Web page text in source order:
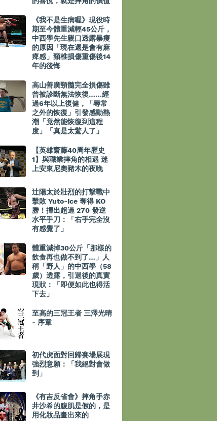
《我不是生病喔》現役時
期至今體重減輕45公斤，
中西學先生親口透露暴瘦
的原因「現在還是會有麻
痺感」頸椎損傷重傷後14
年的後悔
高山善廣頸髓完全損傷雖
曾被診斷無法恢復……經
過6年以上復健，「尋常
之外的恢復」引發感動熱
潮「竟然能恢復到這程
度」「真是太驚人了」
【英雄齋藤40周年歷史
1】與職業摔角的相遇 迷
上安東尼奧豬木的夜晚
辻陽太於壯烈的打撃戰中
擊敗 Yuto-Ice 奪得 KO
勝！揮出超過 270 發逆
水平手刀：「右手完全沒
有感覺了」
體重減掉30公斤「那樣的
飲食再也做不到了…」人
稱「野人」的中西學（58
歲）透露，引退後的真實
現狀：「即便如此也得活
下去」
至高的三冠王者 三澤光晴
- 序章
初代虎面對回歸賽場展現
強烈意願：「我絕對會做
到」
《有吉反省會》摔角手赤
井沙希的腹肌是假的，是
用化妝品畫出來的